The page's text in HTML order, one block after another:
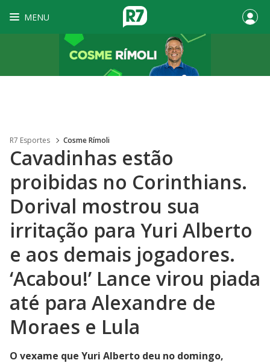
MENU
R7 Esportes Cosme Rímoli
Cavadinhas estão
proibidas no Corinthians.
Dorival mostrou sua
irritação para Yuri Alberto
e aos demais jogadores.
‘Acabou!’ Lance virou piada
até para Alexandre de
Moraes e Lula
O vexame que Yuri Alberto deu no domingo,